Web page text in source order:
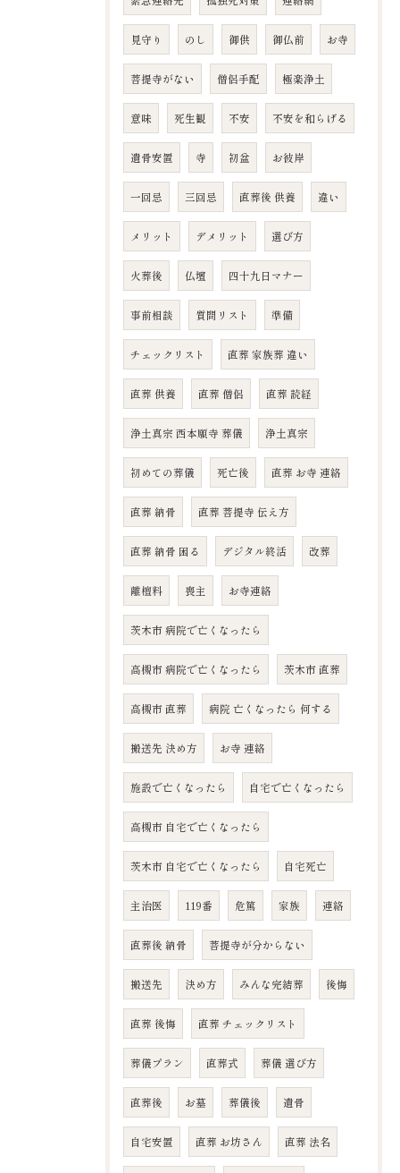
見守り のし 御供 御仏前 お寺
菩提寺がない 僧侶手配 極楽浄土
意味 死生観 不安 不安を和らげる
遺骨安置 寺 初盆 お彼岸
一回忌 三回忌 直葬後 供養 違い
メリット デメリット 選び方
火葬後 仏壇 四十九日マナー
事前相談 質問リスト 準備
チェックリスト 直葬 家族葬 違い
直葬 供養 直葬 僧侶 直葬 読経
浄土真宗 西本願寺 葬儀 浄土真宗
初めての葬儀 死亡後 直葬 お寺 連絡
直葬 納骨 直葬 菩提寺 伝え方
直葬 納骨 困る デジタル終活 改葬
離檀料 喪主 お寺連絡
茨木市 病院で亡くなったら
高槻市 病院で亡くなったら 茨木市 直葬
高槻市 直葬 病院 亡くなったら 何する
搬送先 決め方 お寺 連絡
施設で亡くなったら 自宅で亡くなったら
高槻市 自宅で亡くなったら
茨木市 自宅で亡くなったら 自宅死亡
主治医 119番 危篤 家族 連絡
直葬後 納骨 菩提寺が分からない
搬送先 決め方 みんな完結葬 後悔
直葬 後悔 直葬 チェックリスト
葬儀プラン 直葬式 葬儀 選び方
直葬後 お墓 葬儀後 遺骨
自宅安置 直葬 お坊さん 直葬 法名